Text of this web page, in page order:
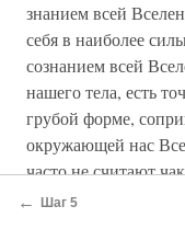
знанием всей
себя в наиболее
сознанием всей
нашего тела, есть
грубой форме,
окружающей нас
часто не считают
Вопрос:
← Шаг 5